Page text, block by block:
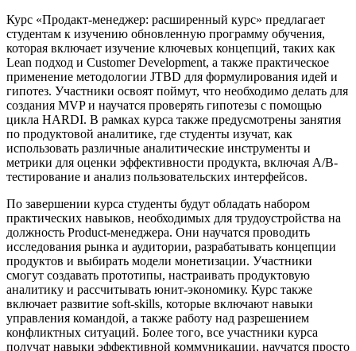
Курс «Продакт-менеджер: расширенный курс» предлагает
студентам к изучению обновленную программу обучения,
которая включает изучение ключевых концепций, таких как
Lean подход и Customer Development, а также практическое
применение методологии JTBD для формулирования идей и
гипотез. Участники освоят поймут, что необходимо делать для
создания MVP и научатся проверять гипотезы с помощью
цикла HARDI. В рамках курса также предусмотрены занятия
по продуктовой аналитике, где студенты изучат, как
использовать различные аналитические инструменты и
метрики для оценки эффективности продукта, включая A/B-
тестирование и анализ пользовательских интерфейсов.
По завершении курса студенты будут обладать набором
практических навыков, необходимых для трудоустройства на
должность Product-менеджера. Они научатся проводить
исследования рынка и аудитории, разрабатывать концепции
продуктов и выбирать модели монетизации. Участники
смогут создавать прототипы, настраивать продуктовую
аналитику и рассчитывать юнит-экономику. Курс также
включает развитие soft-skills, которые включают навыки
управления командой, а также работу над разрешением
конфликтных ситуаций. Более того, все участники курса
получат навыки эффективной коммуникации, научатся просто